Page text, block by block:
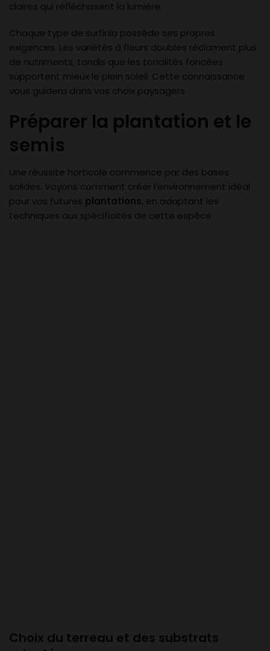
claires qui réfléchissent la lumière.
Chaque type de surfinia possède ses propres
exigences. Les variétés à fleurs doubles réclament plus
de nutriments, tandis que les tonalités foncées
supportent mieux le plein soleil. Cette connaissance
vous guidera dans vos choix paysagers.
Préparer la plantation et le
semis
Une réussite horticole commence par des bases
solides. Voyons comment créer l’environnement idéal
pour vos futures plantations, en adaptant les
techniques aux spécificités de cette espèce.
Choix du terreau et des substrats